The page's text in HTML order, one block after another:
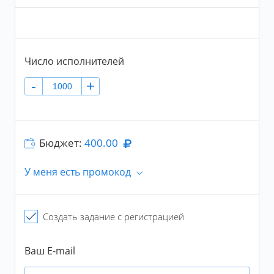
reply=505034
От
+
До -
Пол
Не важен
От
+
Число исполнителей
- +
Бюджет: 400.00
У меня есть промокод
Промокод
Подтвердить
Создать задание с регистрацией
Ваш E-mail